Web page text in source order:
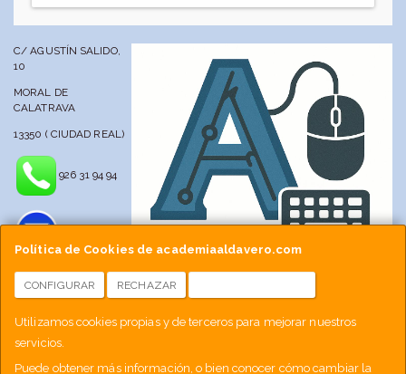
Política de Cookies de academiaaldavero.com
CONFIGURAR RECHAZAR
Utilizamos cookies propias y de terceros para mejorar nuestros
servicios.
Puede obtener más información, o bien conocer cómo cambiar la
C/ AGUSTÍN SALIDO,
10
MORAL DE
CALATRAVA
13350 ( CIUDAD REAL)
926 31 94 94